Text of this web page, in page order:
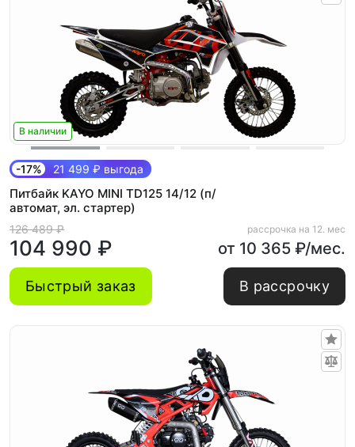
В наличии
-17% 21 499 ₽ выгода
Питбайк KAYO MINI TD125 14/12 (п/
автомат, эл. стартер)
126 489 ₽
104 990 ₽
рассрочка на 12. мес
от 10 365 ₽/мес.
Быстрый заказ В рассрочку